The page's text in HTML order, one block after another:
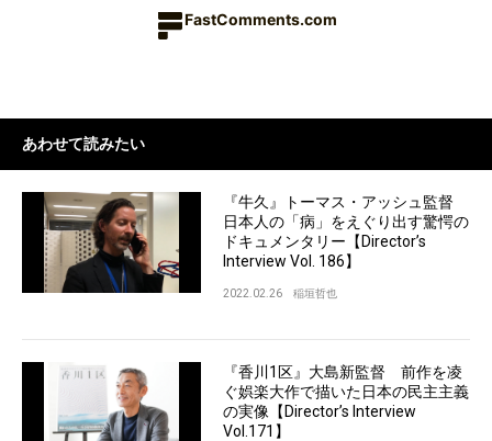
FastComments.com
あわせて読みたい
『牛久』トーマス・アッシュ監督
日本人の「病」をえぐり出す驚愕の
ドキュメンタリー【Director’s
Interview Vol. 186】
2022.02.26 稲垣哲也
『香川1区』大島新監督 前作を凌
ぐ娯楽大作で描いた日本の民主主義
の実像【Director’s Interview
Vol.171】